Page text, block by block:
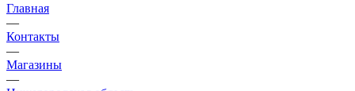
Главная
—
Контакты
—
Магазины
—